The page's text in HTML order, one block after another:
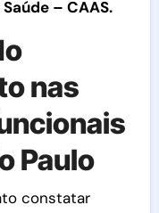
– CAAS.
nas
Paulo
constatar